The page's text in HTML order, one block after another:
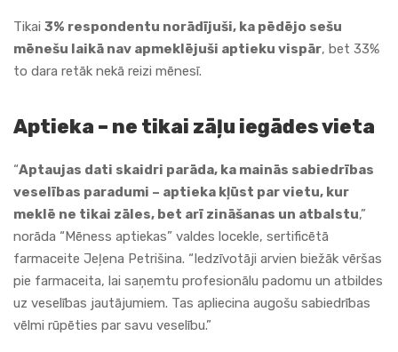
Tikai 3% respondentu norādījuši, ka pēdējo sešu
mēnešu laikā nav apmeklējuši aptieku vispār, bet 33%
to dara retāk nekā reizi mēnesī.
Aptieka – ne tikai zāļu iegādes vieta
“Aptaujas dati skaidri parāda, ka mainās sabiedrības
veselības paradumi – aptieka kļūst par vietu, kur
meklē ne tikai zāles, bet arī zināšanas un atbalstu,”
norāda “Mēness aptiekas” valdes locekle, sertificētā
farmaceite Jeļena Petrišina. “Iedzīvotāji arvien biežāk vēršas
pie farmaceita, lai saņemtu profesionālu padomu un atbildes
uz veselības jautājumiem. Tas apliecina augošu sabiedrības
vēlmi rūpēties par savu veselību.”